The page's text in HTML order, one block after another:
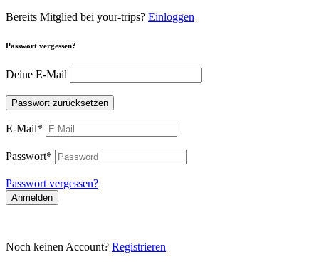
Bereits Mitglied bei your-trips? Einloggen
Passwort vergessen?
Deine E-Mail
Passwort zurücksetzen
E-Mail*
Passwort*
Passwort vergessen?
Anmelden
Noch keinen Account? Registrieren